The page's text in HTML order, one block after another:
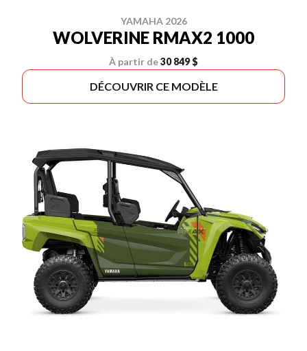
YAMAHA 2026
WOLVERINE RMAX2 1000
À partir de30 849 $
DÉCOUVRIR CE MODÈLE